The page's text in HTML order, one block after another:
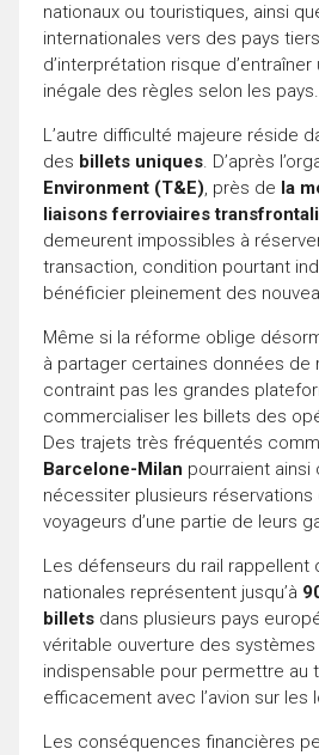
nationaux ou touristiques, ainsi
internationales vers des pays
d’interprétation risque
inégale des règles selon les pays.
L’autre difficulté majeure réside
des billets uniques. D’après
Environment (T&E), près de la
liaisons ferroviaires
demeurent impossibles à
transaction, condition pourtant
bénéficier pleinement des
Même si la réforme oblige
à partager certaines données de
contraint pas les grandes
commercialiser les billets des
Des trajets très fréquentés
Barcelone-Milan pourraient ainsi
nécessiter plusieurs
voyageurs d’une partie de leurs
Les défenseurs du rail rappellent
nationales représentent jusqu’à
billets dans plusieurs pays
véritable ouverture des
indispensable pour permettre au
efficacement avec l’avion sur les
Les conséquences financières